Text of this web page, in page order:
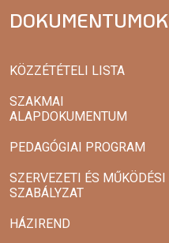
DOKUMENTUMOK
KÖZZÉTÉTELI LISTA
SZAKMAI
ALAPDOKUMENTUM
PEDAGÓGIAI PROGRAM
SZERVEZETI ÉS MŰKÖDÉSI
SZABÁLYZAT
HÁZIREND